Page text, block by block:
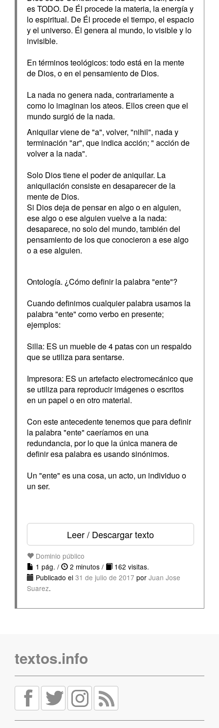
es TODO. De Él procede la materia, la energía y
lo espiritual. De Él procede el tiempo, el espacio
y el universo. Él genera al mundo, lo visible y lo
invisible.
En términos teológicos: todo está en la mente
de Dios, o en el pensamiento de Dios.
La nada no genera nada, contrariamente a
como lo imaginan los ateos. Ellos creen que el
mundo surgió de la nada.
Aniquilar viene de "a", volver, "nihil", nada y
terminación "ar", que indica acción; " acción de
volver a la nada".
Solo Dios tiene el poder de aniquilar. La
aniquilación consiste en desaparecer de la
mente de Dios.
Si Dios deja de pensar en algo o en alguien,
ese algo o ese alguien vuelve a la nada:
desaparece, no solo del mundo, también del
pensamiento de los que conocieron a ese algo
o a ese alguien.
Ontología. ¿Cómo definir la palabra "ente"?
Cuando definimos cualquier palabra usamos la
palabra "ente" como verbo en presente;
ejemplos:
Silla: ES un mueble de 4 patas con un respaldo
que se utiliza para sentarse.
Impresora: ES un artefacto electromecánico que
se utiliza para reproducir imágenes o escritos
en un papel o en otro material.
Con este antecedente tenemos que para definir
la palabra "ente" caeríamos en una
redundancia, por lo que la única manera de
definir esa palabra es usando sinónimos.
Un "ente" es una cosa, un acto, un individuo o
un ser.
Leer / Descargar texto
Dominio público
1 pág. /
2 minutos /
162 visitas.
Publicado el 31 de julio de 2017 por Juan Jose
Suarez.
textos.info